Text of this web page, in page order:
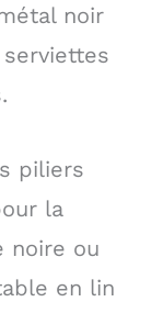
noir
piliers
la
noire ou
en lin